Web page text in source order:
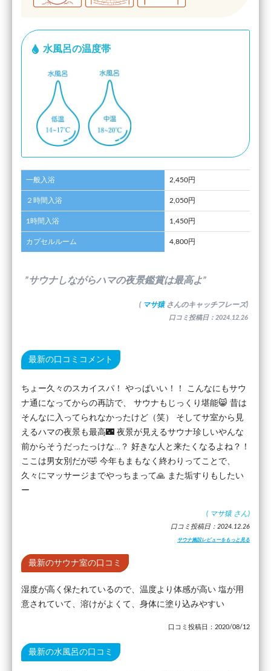
水風呂の温度帯
一般入浴 2,450円
２時間入浴 2,050円
1時間入浴 1,450円
カプセルルーム 4,800円
”サウナしながらハマの夜景鑑賞は最高よ”
( マサ猿 さんのキャッチフレーズ)
口コミ投稿日：2024.12.26
最新の口コミコメント
ちょー久々のスカイスパ！ やっぱいい！！ こんなにもサウ
ナ通になってからの再訪で、 サウナもじっくり堪能😸 昔は
そんなに入ってられなかったけど（笑） そしてサ室から見
えるハマの夜景も最高🌃 夜景が見えるサウナ珍しいやんな
前からそうだったっけな…？ 好きな人と来たくなるよね？！
ここは男女別だが🤣 今年もまもなく終わりってことで、
久々にマッサージまでやっちまって🙏 また垢すりもしたい
ー
( マサ猿 さん)
口コミ投稿日：2024.12.26
サウナ施設レビューをもっと見る
最新のサウナ室の口コミ
湿度が高く保たれているので、温度より体感が高い 塩が用
意されていて、溶けがよくて、身体に塗り込みやすい
口コミ投稿日：2020/08/12
最新の水風呂の口コミ